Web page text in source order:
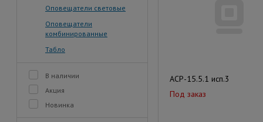
Оповещатели световые
Оповещатели
комбинированные
Табло
В наличии
Акция
Новинка
АСР-15.5.1 исп.3
Под заказ